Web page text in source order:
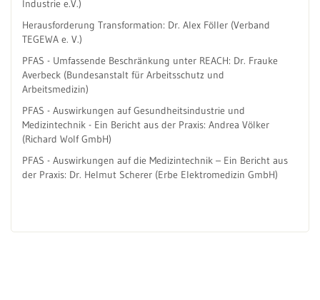
Industrie e.V.)
Herausforderung Transformation: Dr. Alex Föller (Verband
TEGEWA e. V.)
PFAS - Umfassende Beschränkung unter REACH: Dr. Frauke
Averbeck (Bundesanstalt für Arbeitsschutz und
Arbeitsmedizin)
PFAS - Auswirkungen auf Gesundheitsindustrie und
Medizintechnik - Ein Bericht aus der Praxis: Andrea Völker
(Richard Wolf GmbH)
PFAS - Auswirkungen auf die Medizintechnik – Ein Bericht aus
der Praxis: Dr. Helmut Scherer (Erbe Elektromedizin GmbH)